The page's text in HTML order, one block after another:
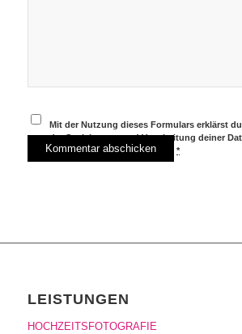
Mit der Nutzung dieses Formulars erklärst
der Speicherung und Verarbeitung deiner
diese Website einverstanden.*
LEISTUNGEN
HOCHZEITSFOTOGRAFIE